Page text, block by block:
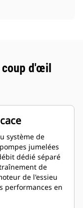
d'œil
système de
jumelées
dédié séparé
de
de l'essieu
performances en